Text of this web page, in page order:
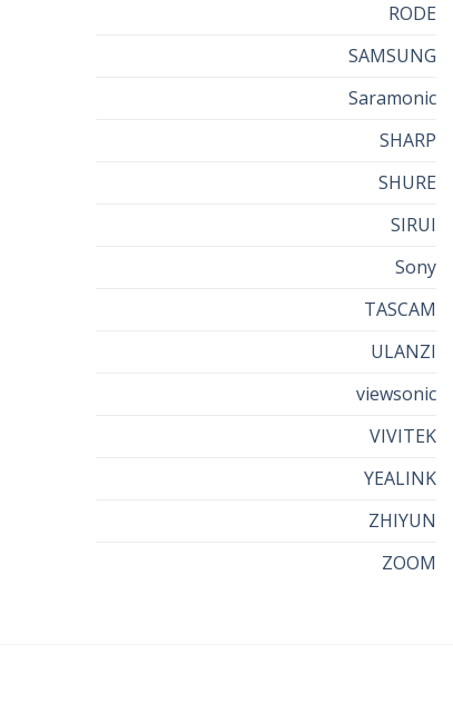
RODE
SAMSUNG
Saramonic
SHARP
SHURE
SIRUI
Sony
TASCAM
ULANZI
viewsonic
VIVITEK
YEALINK
ZHIYUN
ZOOM